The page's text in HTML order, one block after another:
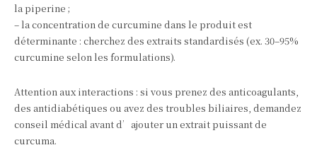
la piperine ;
– la concentration de curcumine dans le produit est
déterminante : cherchez des extraits standardisés (ex. 30–95%
curcumine selon les formulations).
Attention aux interactions : si vous prenez des anticoagulants,
des antidiabétiques ou avez des troubles biliaires, demandez
conseil médical avant d’ajouter un extrait puissant de
curcuma.